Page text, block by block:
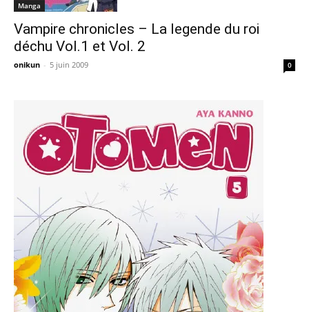
Manga
Vampire chronicles – La legende du roi
déchu Vol.1 et Vol. 2
onikun - 5 juin 2009 0